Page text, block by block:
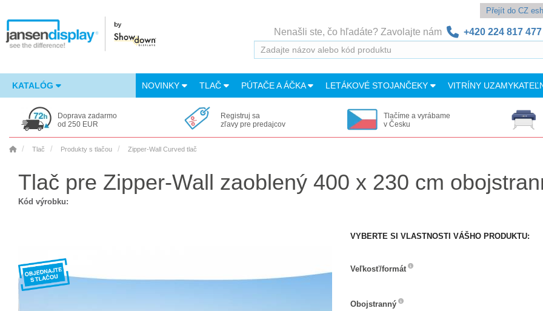
Přejít do CZ
Nenašli ste, čo hľadáte? Zavolajte nám +420 224 817 477
KATALÓG NOVINKY TLAČ PÚTAČE A ÁČKA LETÁKOVÉ STOJANČEKY VITRÍNY
Doprava zadarmo
od 250 EUR
Registruj sa
zľavy pre predajcov
Tlačíme a vyrábame
v Česku
Tlač Produkty s tlačou Zipper-Wall Curved tlač
Tlač pre Zipper-Wall zaoblený 400 x 230 cm
Kód výrobku:
VYBERTE SI VLASTNOSTI VÁŠHO PRODUKTU:
Veľkosť/formát
Obojstranný